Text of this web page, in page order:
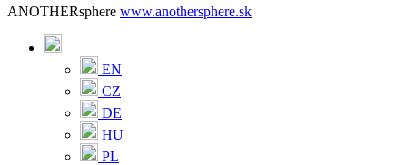
ANOTHERsphere www.anothersphere.sk
EN
CZ
DE
HU
PL